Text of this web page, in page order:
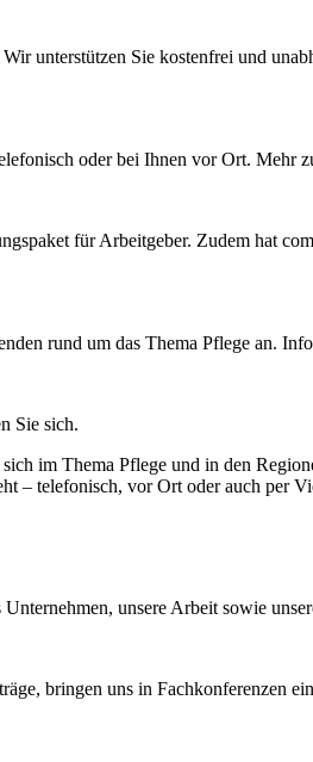
unterstützen Sie kostenfrei und
oder bei Ihnen vor Ort. Mehr
für Arbeitgeber. Zudem hat
rund um das Thema Pflege an.
Sie sich.
im Thema Pflege und in den
– telefonisch, vor Ort oder auch per
unsere Arbeit sowie
bringen uns in Fachkonferenzen